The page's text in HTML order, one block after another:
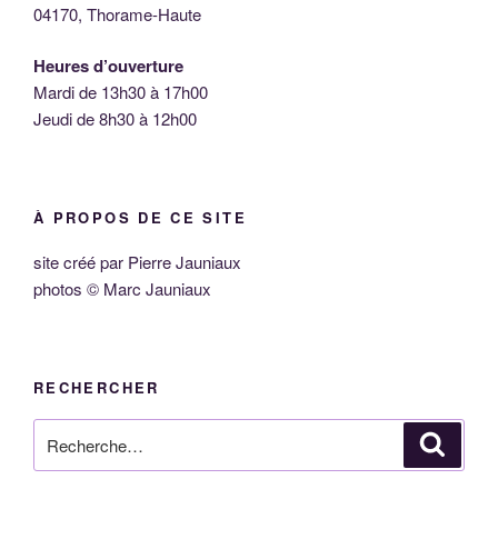
04170, Thorame-Haute
Heures d’ouverture
Mardi de 13h30 à 17h00
Jeudi de 8h30 à 12h00
À PROPOS DE CE SITE
site créé par Pierre Jauniaux
photos © Marc Jauniaux
RECHERCHER
pour